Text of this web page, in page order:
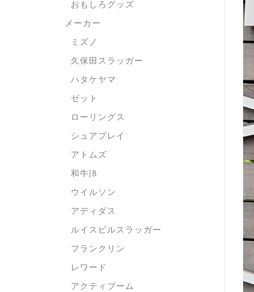
おもしろグッズ
メーカー
ミズノ
久保田スラッガー
ハタケヤマ
ゼット
ローリングス
シュアプレイ
アトムズ
和牛JB
ウイルソン
アディダス
ルイスビルスラッガー
フランクリン
レワード
アクティブーム